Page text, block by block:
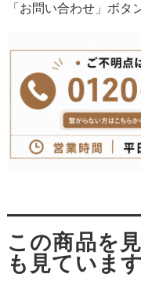
「お問い合わせ」ボタ